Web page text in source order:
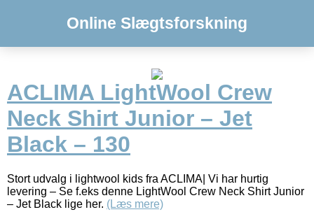
Online Slægtsforskning
ACLIMA LightWool Crew
Neck Shirt Junior – Jet
Black – 130
Stort udvalg i lightwool kids fra ACLIMA| Vi har hurtig
levering – Se f.eks denne LightWool Crew Neck Shirt Junior
– Jet Black lige her. (Læs mere)